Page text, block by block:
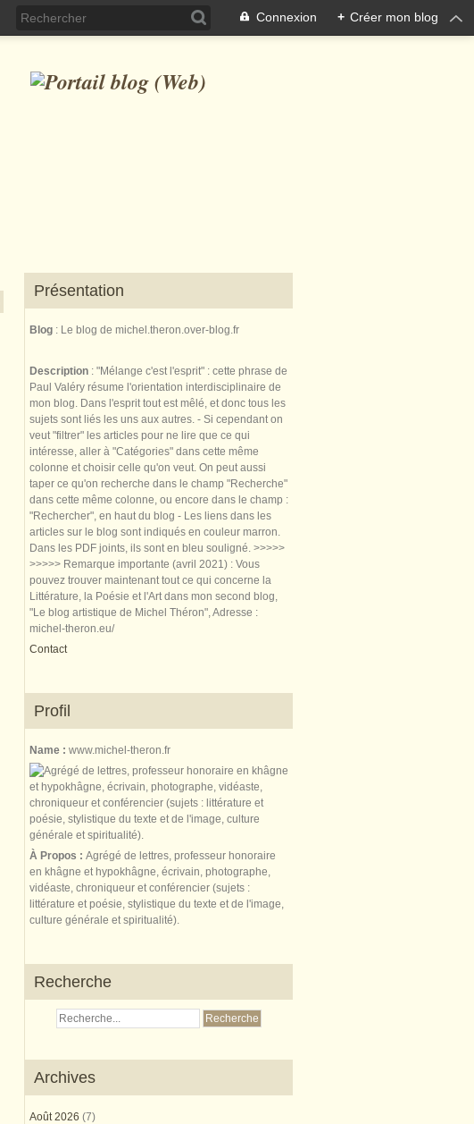
Connexion + Créer mon blog
Présentation
Blog : Le blog de michel.theron.over-blog.fr
Description : "Mélange c'est l'esprit" : cette phrase de
Paul Valéry résume l'orientation interdisciplinaire de
mon blog. Dans l'esprit tout est mêlé, et donc tous les
sujets sont liés les uns aux autres. - Si cependant on
veut "filtrer" les articles pour ne lire que ce qui
intéresse, aller à "Catégories" dans cette même
colonne et choisir celle qu'on veut. On peut aussi
taper ce qu'on recherche dans le champ "Recherche"
dans cette même colonne, ou encore dans le champ :
"Rechercher", en haut du blog - Les liens dans les
articles sur le blog sont indiqués en couleur marron.
Dans les PDF joints, ils sont en bleu souligné. >>>>>
>>>>> Remarque importante (avril 2021) : Vous
pouvez trouver maintenant tout ce qui concerne la
Littérature, la Poésie et l'Art dans mon second blog,
"Le blog artistique de Michel Théron", Adresse :
michel-theron.eu/
Contact
Profil
Name : www.michel-theron.fr
À Propos : Agrégé de lettres, professeur honoraire
en khâgne et hypokhâgne, écrivain, photographe,
vidéaste, chroniqueur et conférencier (sujets :
littérature et poésie, stylistique du texte et de l'image,
culture générale et spiritualité).
Recherche
Archives
Août 2026 (7)